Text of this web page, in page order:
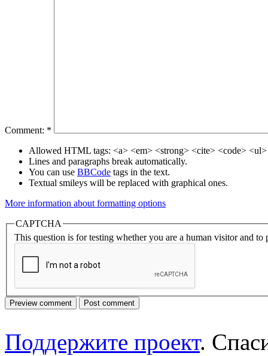
Comment: *
Allowed HTML tags: <a> <em> <strong> <cite> <code>
Lines and paragraphs break automatically.
You can use BBCode tags in the text.
Textual smileys will be replaced with graphical ones.
More information about formatting options
CAPTCHA
This question is for testing whether you are a human visitor and to
Поддержите проект.